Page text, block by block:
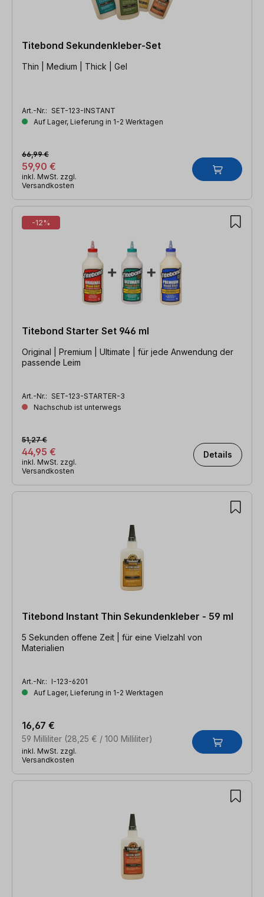
Titebond Sekundenkleber-Set
Thin | Medium | Thick | Gel
Art.-Nr.: SET-123-INSTANT
Auf Lager, Lieferung in 1-2 Werktagen
59,90 €
66,99 €
inkl. MwSt. zzgl.
Versandkosten
-12%
Titebond Starter Set 946 ml
Original | Premium | Ultimate | für jede Anwendung der
passende Leim
Art.-Nr.: SET-123-STARTER-3
Nachschub ist unterwegs
44,95 €
51,27 €
inkl. MwSt. zzgl.
Versandkosten
Details
Titebond Instant Thin Sekundenkleber - 59 ml
5 Sekunden offene Zeit | für eine Vielzahl von
Materialien
Art.-Nr.: I-123-6201
Auf Lager, Lieferung in 1-2 Werktagen
59 Milliliter (28,25 € / 100 Milliliter)
16,67 €
inkl. MwSt. zzgl.
Versandkosten